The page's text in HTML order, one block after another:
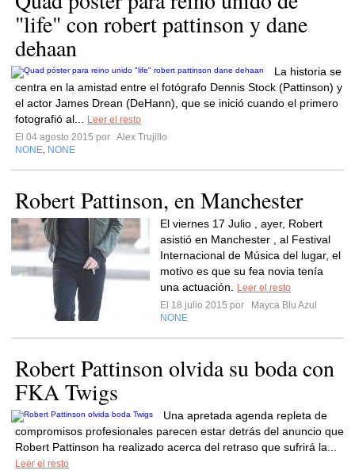
"life" con robert pattinson y dane
dehaan
La historia se
centra en la amistad entre el fotógrafo Dennis Stock (Pattinson) y
el actor James Drean (DeHann), que se inició cuando el primero
fotografió al...
Leer el resto
El 04 agosto 2015 por Alex Trujillo
NONE NONE
Robert Pattinson, en Manchester
El viernes 17 Julio , ayer, Robert
asistió en Manchester , al Festival
Internacional de Música del lugar, el
motivo es que su fea novia tenía
una actuación.
Leer el resto
El 18 julio 2015 por
Mayca Blu Azul
NONE
Robert Pattinson olvida su boda con
FKA Twigs
Una apretada agenda repleta de
compromisos profesionales parecen estar detrás del anuncio que
Robert Pattinson ha realizado acerca del retraso que sufrirá la...
Leer el resto